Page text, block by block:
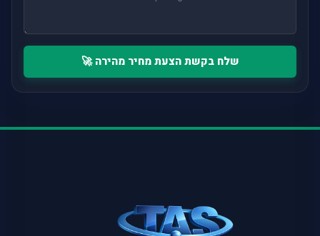
שלח בקשת הצעת מחיר מהירה 🚀